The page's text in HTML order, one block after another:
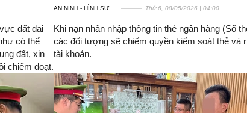
đất đai
có thể
đất, xin
chiếm đoạt.
AN NINH - HÌNH SỰ Thứ 6, 08/05/2026 | 04:00
Khi nạn nhân nhập thông tin thẻ ngân hàng (Số
các đối tượng sẽ chiếm quyền kiểm soát thẻ và
tài khoản.